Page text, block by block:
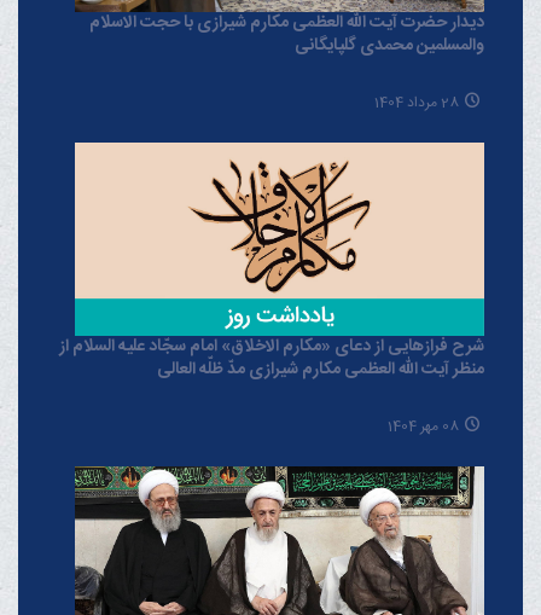
دیدار حضرت آیت الله العظمی مکارم شیرازی با حجت الاسلام
والمسلمین محمدی گلپایگانی
28 مرداد 1404
شرح فرازهایی از دعای «مکارم الاخلاق» امام سجّاد علیه السلام از
منظر آیت الله العظمی مکارم شیرازی مدّ ظلّه العالی
08 مهر 1404